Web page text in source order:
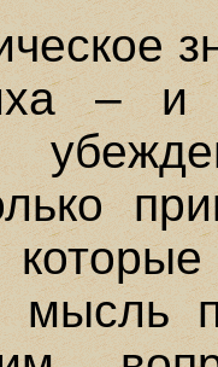
– и
мысль